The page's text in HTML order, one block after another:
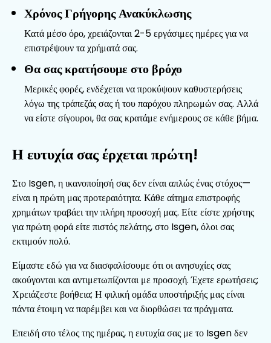
Χρόνος Γρήγορης Ανακύκλωσης
Κατά μέσο όρο, χρειάζονται 2-5 εργάσιμες ημέρες για να
επιστρέψουν τα χρήματά σας.
Θα σας κρατήσουμε στο βρόχο
Μερικές φορές, ενδέχεται να προκύψουν καθυστερήσεις
λόγω της τράπεζάς σας ή του παρόχου πληρωμών σας. Αλλά
να είστε σίγουροι, θα σας κρατάμε ενήμερους σε κάθε βήμα.
Η ευτυχία σας έρχεται πρώτη!
Στο Isgen, η ικανοποίησή σας δεν είναι απλώς ένας στόχος—
είναι η πρώτη μας προτεραιότητα. Κάθε αίτημα επιστροφής
χρημάτων τραβάει την πλήρη προσοχή μας. Είτε είστε χρήστης
για πρώτη φορά είτε πιστός πελάτης, στο Isgen, όλοι σας
εκτιμούν πολύ.
Είμαστε εδώ για να διασφαλίσουμε ότι οι ανησυχίες σας
ακούγονται και αντιμετωπίζονται με προσοχή. Έχετε ερωτήσεις;
Χρειάζεστε βοήθεια; Η φιλική ομάδα υποστήριξής μας είναι
πάντα έτοιμη να παρέμβει και να διορθώσει τα πράγματα.
Επειδή στο τέλος της ημέρας, η ευτυχία σας με το Isgen δεν